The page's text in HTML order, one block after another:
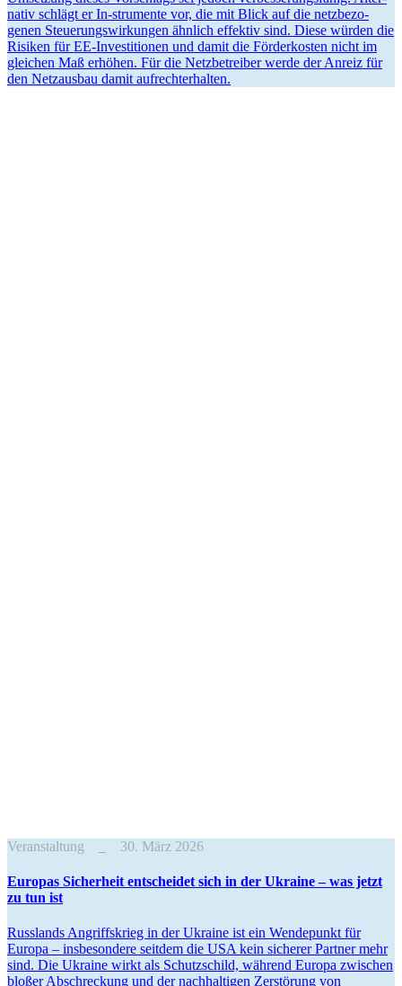
nativ schlägt er In-strumente vor, die mit Blick auf die netzbe­zo­
genen Steue­rungs­wir­kungen ähnlich effektiv sind. Diese würden die
Risiken für EE-Inves­ti­tionen und damit die Förder­kosten nicht im
gleichen Maß erhöhen. Für die Netzbe­treiber werde der Anreiz für
den Netzausbau damit aufrechterhalten.
Veranstaltung 30. März 2026
Europas Sicherheit entscheidet sich in der Ukraine – was jetzt
zu tun ist
Russlands Angriffs­krieg in der Ukraine ist ein Wende­punkt für
Europa – insbe­sondere seitdem die USA kein sicherer Partner mehr
sind. Die Ukraine wirkt als Schutz­schild, während Europa zwischen
bloßer Abschre­ckung und der nachhal­tigen Zerstörung von